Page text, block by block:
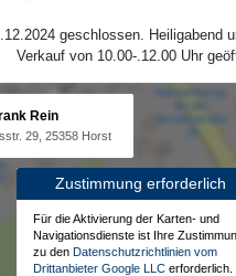
geschlossen. Heiligabend
Verkauf von 10.00-.12.00 Uhr
Rein
29, 25358 Horst
Zustimmung erforderlich
Für die Aktivierung der Karten- und
Navigationsdienste ist Ihre
zu den Datenschutzrichtlinien vom
Drittanbieter Google LLC erforderlich.